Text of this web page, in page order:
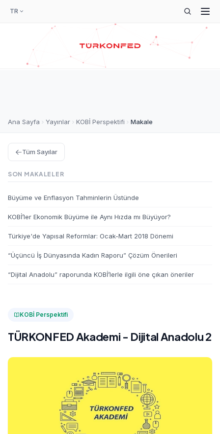
TR
Ana Sayfa Yayınlar KOBİ Perspektifi Makale
KOBİ Perspektifi
TÜRKONFED Akademi - Dijital Anadolu 2
Tüm Sayılar
SON MAKALELER
Büyüme ve Enflasyon Tahminlerin Üstünde
KOBİ’ler Ekonomik Büyüme ile Aynı Hızda mı Büyüyor?
Türkiye'de Yapısal Reformlar: Ocak-Mart 2018 Dönemi
“Üçüncü İş Dünyasında Kadın Raporu” Çözüm Önerileri
“Dijital Anadolu” raporunda KOBİ’lerle ilgili öne çıkan öneriler